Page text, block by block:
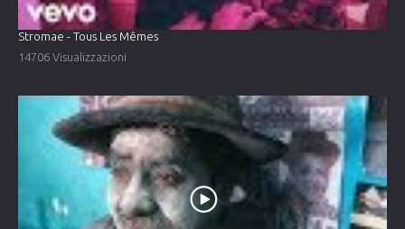
Stromae - Tous Les Mêmes
14706 Visualizzazioni